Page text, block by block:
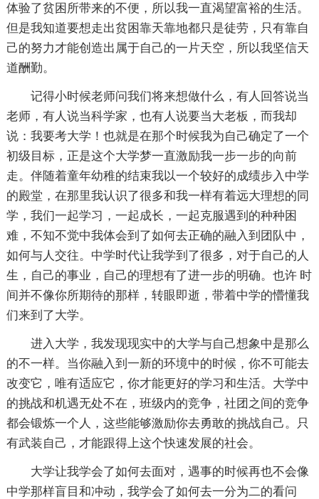
体验了贫困所带来的不便，所以我一直渴望富裕的生活。
但是我知道要想走出贫困靠天靠地都只是徒劳，只有靠自
己的努力才能创造出属于自己的一片天空，所以我坚信天
道酬勤。
记得小时候老师问我们将来想做什么，有人回答说当
老师，有人说当科学家，也有人说要当大老板，而我却
说：我要考大学！也就是在那个时候我为自己确定了一个
初级目标，正是这个大学梦一直激励我一步一步的向前
走。伴随着童年幼稚的结束我以一个较好的成绩步入中学
的殿堂，在那里我认识了很多和我一样有着远大理想的同
学，我们一起学习，一起成长，一起克服遇到的种种困
难，不知不觉中我体会到了如何去正确的融入到团队中，
如何与人交往。中学时代让我学到了很多，对于自己的人
生，自己的事业，自己的理想有了进一步的明确。也许 时
间并不像你所期待的那样，转眼即逝，带着中学的懵懂我
们来到了大学。
进入大学，我发现现实中的大学与自己想象中是那么
的不一样。当你融入到一新的环境中的时候，你不可能去
改变它，唯有适应它，你才能更好的学习和生活。大学中
的挑战和机遇无处不在，班级内的竞争，社团之间的竞争
都会锻炼一个人，这些能够激励你去勇敢的挑战自己。只
有武装自己，才能跟得上这个快速发展的社会。
大学让我学会了如何去面对，遇事的时候再也不会像
中学那样盲目和冲动，我学会了如何去一分为二的看问